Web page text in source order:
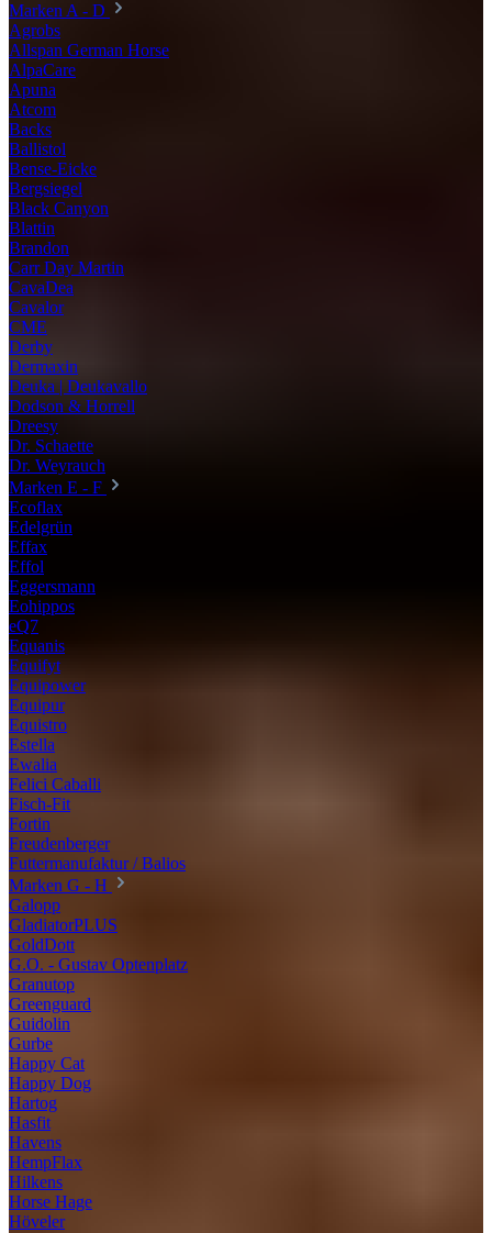
Marken A - D
Agrobs
Allspan German Horse
AlpaCare
Apuna
Atcom
Backs
Ballistol
Bense-Eicke
Bergsiegel
Black Canyon
Blattin
Brandon
Carr Day Martin
CavaDea
Cavalor
CME
Derby
Dermaxin
Deuka | Deukavallo
Dodson & Horrell
Dreesy
Dr. Schaette
Dr. Weyrauch
Marken E - F
Ecoflax
Edelgrün
Effax
Effol
Eggersmann
Eohippos
eQ7
Equanis
Equifyt
Equipower
Equipur
Equistro
Estella
Ewalia
Felici Caballi
Fisch-Fit
Fortin
Freudenberger
Futtermanufaktur / Balios
Marken G - H
Galopp
GladiatorPLUS
GoldDott
G.O. - Gustav Optenplatz
Granutop
Greenguard
Guidolin
Gurbe
Happy Cat
Happy Dog
Hartog
Hasfit
Havens
HempFlax
Hilkens
Horse Hage
Höveler